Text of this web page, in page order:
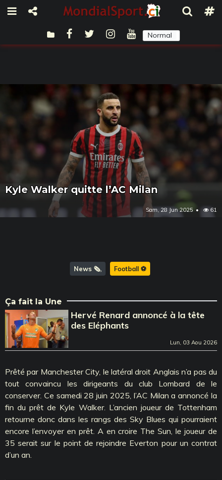
Normal
Kyle Walker quitte l’AC Milan
Sam, 28 Jun 2025 61
News 🗞️ Football ⚽️
Ça fait la Une
Hervé Renard annoncé à la tête
des Eléphants
Lun, 03 Aou 2026
Prêté par Manchester City, le latéral droit Anglais n’a pas du
tout convaincu les dirigeants du club Lombard de le
conserver. Ce samedi 28 juin 2025, l’AC Milan a annoncé la
fin du prêt de Kyle Walker. L’ancien joueur de Tottenham
retourne donc dans les rangs des Sky Blues qui pourraient
encore l’envoyer en prêt. A en croire The Sun, le joueur de
35 serait sur le point de rejoindre Everton pour un contrat
d’un an.